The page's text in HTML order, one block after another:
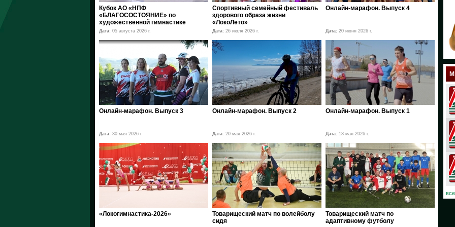
Кубок АО «НПФ
«БЛАГОСОСТОЯНИЕ» по
художественной гимнастике
Дата: 05 августа 2026 г.
Спортивный семейный фестиваль
здорового образа жизни
«ЛокоЛето»
Дата: 26 июля 2026 г.
Онлайн-марафон. Выпуск 4
Дата: 20 июня 2026 г.
Онлайн-марафон. Выпуск 3
Дата: 30 мая 2026 г.
Онлайн-марафон. Выпуск 2
Дата: 20 мая 2026 г.
Онлайн-марафон. Выпуск 1
Дата: 13 мая 2026 г.
«Локогимнастика-2026»
Товарищеский матч по волейболу
сидя
Товарищеский матч по
адаптивному футболу